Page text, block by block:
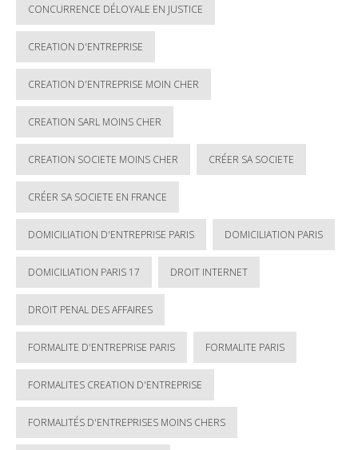
CONCURRENCE DÉLOYALE EN JUSTICE
CREATION D'ENTREPRISE
CREATION D'ENTREPRISE MOIN CHER
CREATION SARL MOINS CHER
CREATION SOCIETE MOINS CHER CRÉER SA SOCIETE
CRÉER SA SOCIETE EN FRANCE
DOMICILIATION D'ENTREPRISE PARIS DOMICILIATION PARIS
DOMICILIATION PARIS 17 DROIT INTERNET
DROIT PENAL DES AFFAIRES
FORMALITE D'ENTREPRISE PARIS FORMALITE PARIS
FORMALITES CREATION D'ENTREPRISE
FORMALITÉS D'ENTREPRISES MOINS CHERS